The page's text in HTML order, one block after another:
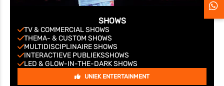
SHOWS
TV & COMMERCIAL SHOWS
THEMA- & CUSTOM SHOWS
MULTIDISCIPLINAIRE SHOWS
INTERACTIEVE PUBLIEKSSHOWS
LED & GLOW-IN-THE-DARK SHOWS
UNIEK ENTERTAINMENT